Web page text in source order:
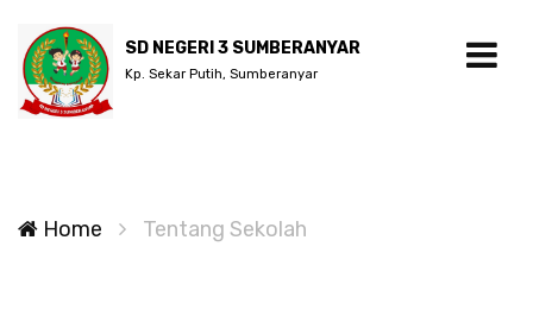
SD NEGERI 3 SUMBERANYAR
Kp. Sekar Putih, Sumberanyar
Home Tentang Sekolah